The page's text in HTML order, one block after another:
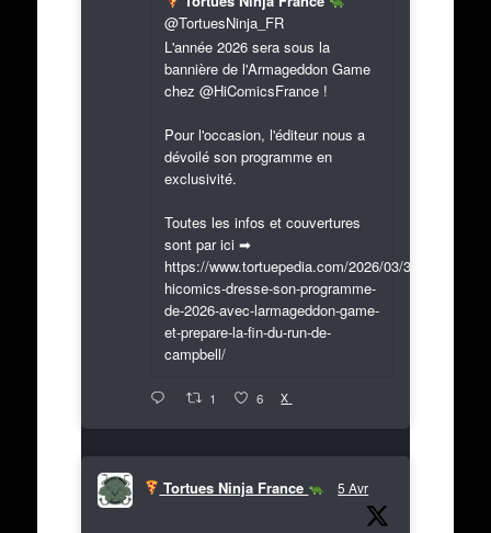
@TortuesNinja_FR
L'année 2026 sera sous la
bannière de l'Armageddon Game
chez @HiComicsFrance !
Pour l'occasion, l'éditeur nous a
dévoilé son programme en
exclusivité.
Toutes les infos et couvertures
sont par ici ➡
https://www.tortuepedia.com/2026/03/31/exclusif-
hicomics-dresse-son-programme-
de-2026-avec-larmageddon-game-
et-prepare-la-fin-du-run-de-
campbell/
1 6 X
Tortues Ninja France 5 Avr